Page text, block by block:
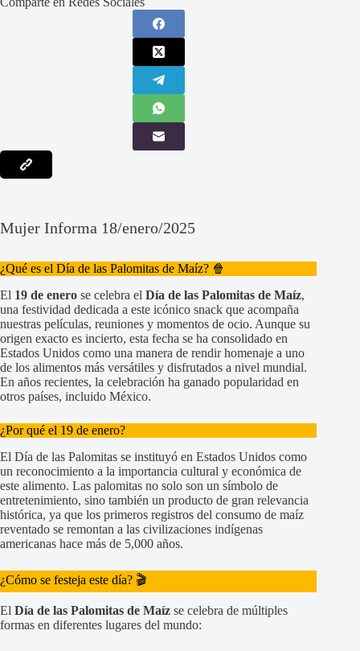
Mujer Informa 18/enero/2025
¿Qué es el Día de las Palomitas de Maíz? 🍿
El 19 de enero se celebra el Día de las Palomitas de Maíz,
una festividad dedicada a este icónico snack que acompaña
nuestras películas, reuniones y momentos de ocio. Aunque su
origen exacto es incierto, esta fecha se ha consolidado en
Estados Unidos como una manera de rendir homenaje a uno
de los alimentos más versátiles y disfrutados a nivel mundial.
En años recientes, la celebración ha ganado popularidad en
otros países, incluido México.
¿Por qué el 19 de enero?
El Día de las Palomitas se instituyó en Estados Unidos como
un reconocimiento a la importancia cultural y económica de
este alimento. Las palomitas no solo son un símbolo de
entretenimiento, sino también un producto de gran relevancia
histórica, ya que los primeros registros del consumo de maíz
reventado se remontan a las civilizaciones indígenas
americanas hace más de 5,000 años.
¿Cómo se festeja este día? 🎬
El Día de las Palomitas de Maíz se celebra de múltiples
formas en diferentes lugares del mundo: